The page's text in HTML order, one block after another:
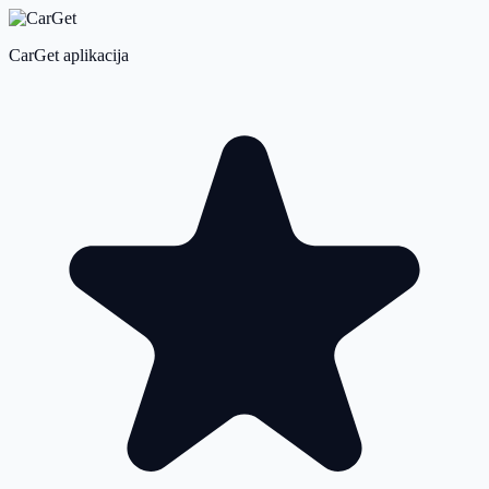
CarGet aplikacija